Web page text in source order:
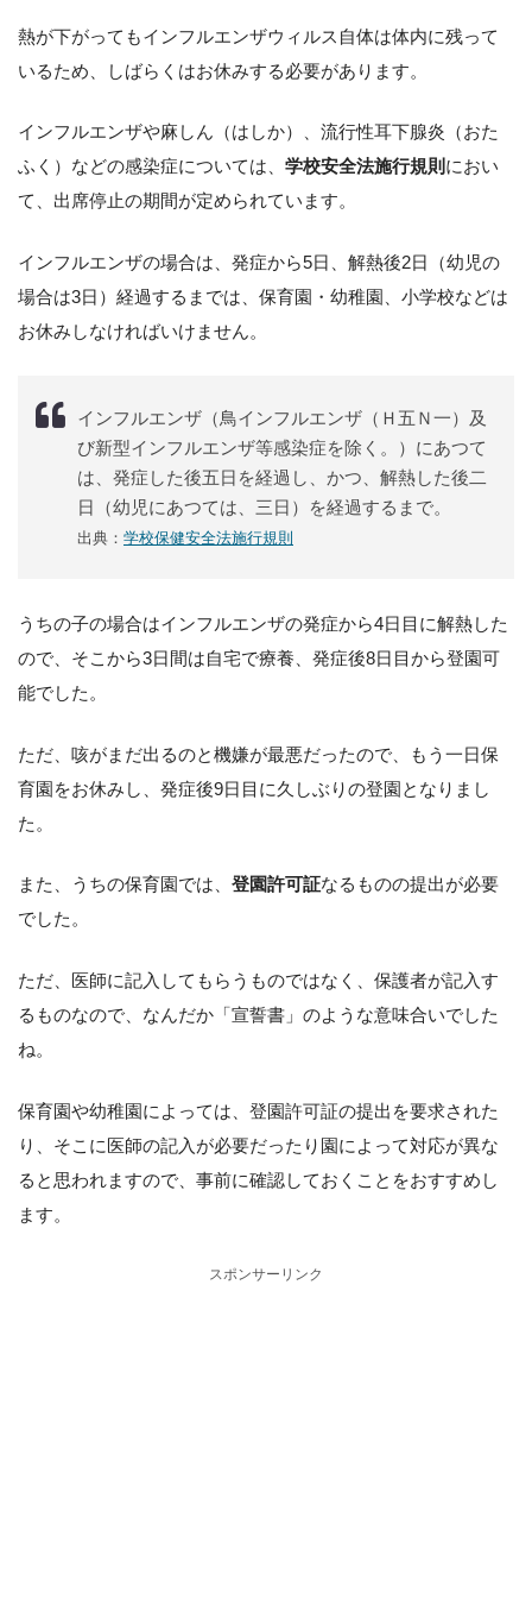
熱が下がってもインフルエンザウィルス自体は体内に残って
いるため、しばらくはお休みする必要があります。
インフルエンザや麻しん（はしか）、流行性耳下腺炎（おた
ふく）などの感染症については、 学校安全法施行規則 におい
て、出席停止の期間が定められています。
インフルエンザの場合は、発症から5日、解熱後2日（幼児の
場合は3日）経過するまでは、保育園・幼稚園、小学校などは
お休みしなければいけません。
インフルエンザ（鳥インフルエンザ（Ｈ五Ｎ一）及
び新型インフルエンザ等感染症を除く。）にあつて
は、発症した後五日を経過し、かつ、解熱した後二
日（幼児にあつては、三日）を経過するまで。
出典： 学校保健安全法施行規則
うちの子の場合はインフルエンザの発症から4日目に解熱した
ので、そこから3日間は自宅で療養、発症後8日目から登園可
能でした。
ただ、咳がまだ出るのと機嫌が最悪だったので、もう一日保
育園をお休みし、発症後9日目に久しぶりの登園となりまし
た。
また、うちの保育園では、 登園許可証なるものの提出が必要
でした。
ただ、医師に記入してもらうものではなく、保護者が記入す
るものなので、なんだか「宣誓書」のような意味合いでした
ね。
保育園や幼稚園によっては、登園許可証の提出を要求された
り、そこに医師の記入が必要だったり園によって対応が異な
ると思われますので、事前に確認しておくことをおすすめし
ます。
スポンサーリンク